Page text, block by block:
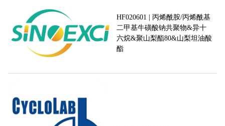
HF020601 | 丙烯酰胺/丙烯酰基
二甲基牛磺酸钠共聚物&异十
六烷&聚山梨酯80&山梨坦油酸
酯